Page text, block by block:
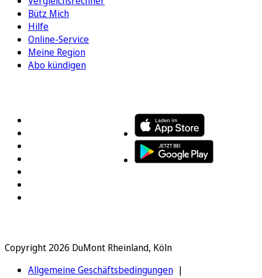
Bütz Mich
Hilfe
Online-Service
Meine Region
Abo kündigen
Copyright 2026 DuMont Rheinland, Köln
Allgemeine Geschäftsbedingungen